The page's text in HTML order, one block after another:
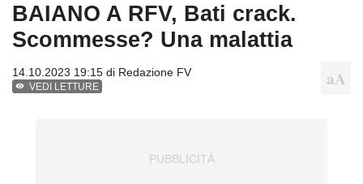
BAIANO A RFV, Bati crack.
Scommesse? Una malattia
14.10.2023 19:15 di Redazione FV
VEDI LETTURE